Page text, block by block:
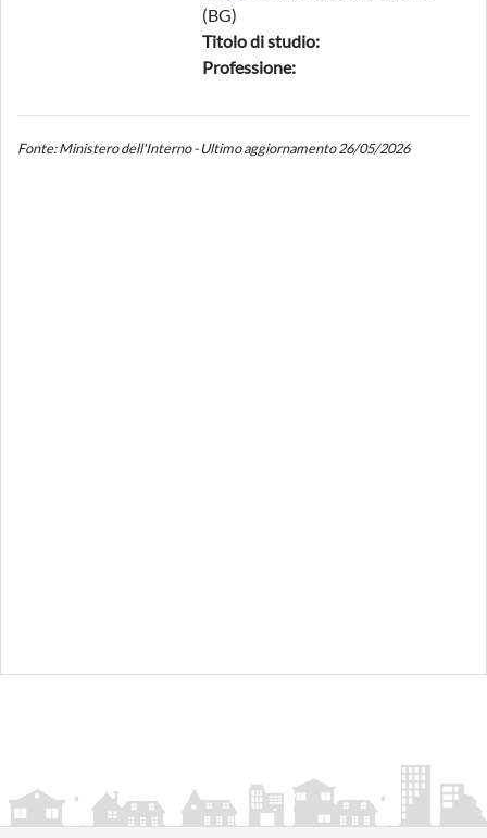
(BG)
Titolo di studio:
Professione:
Fonte: Ministero dell'Interno - Ultimo aggiornamento 26/05/2026